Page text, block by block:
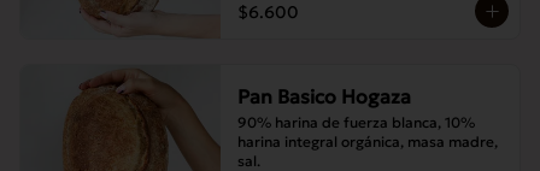
$6.600
Pan Basico Hogaza
90% harina de fuerza blanca, 10%
harina integral orgánica, masa madre,
sal.